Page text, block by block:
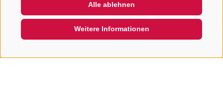
Alle ablehnen
Weitere Informationen
QUICKLINKS